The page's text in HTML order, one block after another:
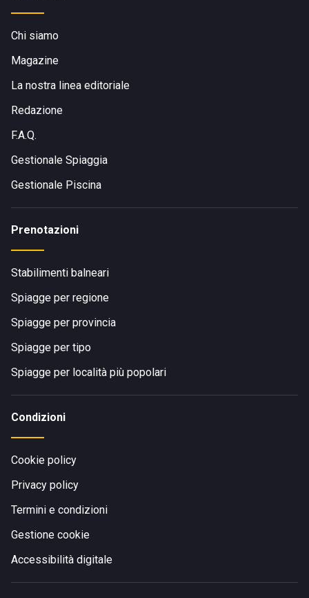
Chi siamo
Magazine
La nostra linea editoriale
Redazione
F.A.Q.
Gestionale Spiaggia
Gestionale Piscina
Prenotazioni
Stabilimenti balneari
Spiagge per regione
Spiagge per provincia
Spiagge per tipo
Spiagge per località più popolari
Condizioni
Cookie policy
Privacy policy
Termini e condizioni
Gestione cookie
Accessibilità digitale